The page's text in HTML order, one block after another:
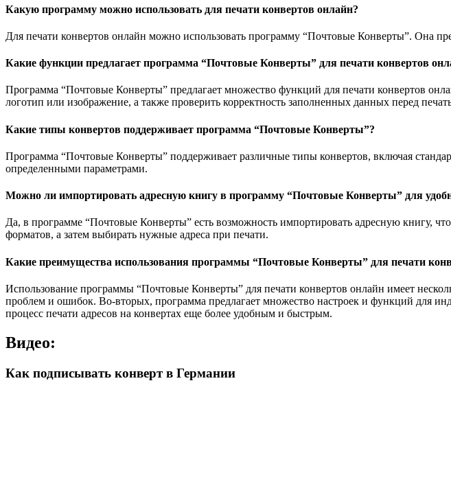
Какую программу можно использовать для печати конвертов онлайн?
Для печати конвертов онлайн можно использовать программу “Почтовые Конверты”. Она
Какие функции предлагает программа “Почтовые Конверты” для печати конвертов
Программа “Почтовые Конверты” предлагает множество функций для печати конвертов
логотип или изображение, а также проверить корректность заполненных данных перед
Какие типы конвертов поддерживает программа “Почтовые Конверты”?
Программа “Почтовые Конверты” поддерживает различные типы конвертов, включая
определенными параметрами.
Можно ли импортировать адресную книгу в программу “Почтовые Конверты” для
Да, в программе “Почтовые Конверты” есть возможность импортировать адресную книгу,
форматов, а затем выбирать нужные адреса при печати.
Какие преимущества использования программы “Почтовые Конверты” для печати
Использование программы “Почтовые Конверты” для печати конвертов онлайн имеет
проблем и ошибок. Во-вторых, программа предлагает множество настроек и функций для
процесс печати адресов на конвертах еще более удобным и быстрым.
Видео:
Как подписывать конверт в Германии